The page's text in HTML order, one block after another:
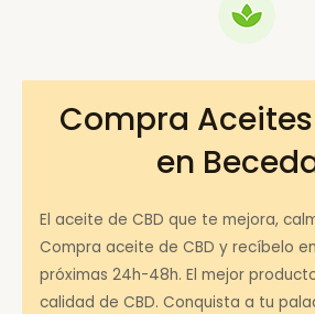
Compra Aceites
en
El aceite de CBD que te mejora,
Compra aceite de CBD y recíbelo
próximas 24h-48h. El mejor
calidad de CBD. Conquista a tu